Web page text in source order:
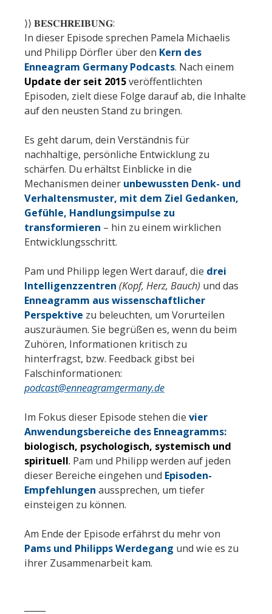
⟩⟩ 𝐁𝐄𝐒𝐂𝐇𝐑𝐄𝐈𝐁𝐔𝐍𝐆:
In dieser Episode sprechen Pamela Michaelis
und Philipp Dörfler über den Kern des
Enneagram Germany Podcasts. Nach einem
Update der seit 2015veröffentlichten
Episoden, zielt diese Folge darauf ab, die Inhalte
auf den neusten Stand zu bringen.
Es geht darum, dein Verständnis für
nachhaltige, persönliche Entwicklung zu
schärfen. Du erhältst Einblicke in die
Mechanismen deiner unbewussten Denk- und
Verhaltensmuster, mit dem Ziel Gedanken,
Gefühle, Handlungsimpulse zu
transformieren – hin zu einem wirklichen
Entwicklungsschritt.
Pam und Philipp legen Wert darauf, die drei
Intelligenzzentren (Kopf, Herz, Bauch) und das
Enneagramm aus wissenschaftlicher
Perspektive zu beleuchten, um Vorurteilen
auszuräumen. Sie begrüßen es, wenn du beim
Zuhören, Informationen kritisch zu
hinterfragst, bzw. Feedback gibst bei
Falschinformationen:
podcast@enneagramgermany.de
Im Fokus dieser Episode stehen die vier
Anwendungsbereiche des Enneagramms:
biologisch, psychologisch, systemisch und
spirituell. Pam und Philipp werden auf jeden
dieser Bereiche eingehen und Episoden-
Empfehlungen aussprechen, um tiefer
einsteigen zu können.
Am Ende der Episode erfährst du mehr von
Pams und Philipps Werdegang und wie es zu
ihrer Zusammenarbeit kam.